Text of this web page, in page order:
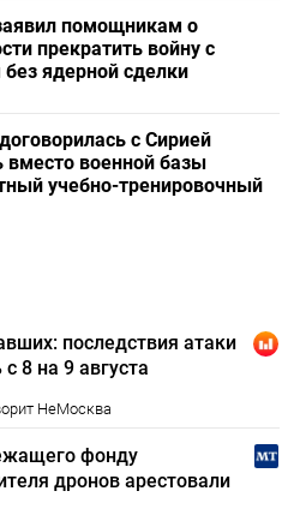
помощникам о
прекратить войну с
ядерной сделки
с Сирией
вместо военной базы
учебно-тренировочный